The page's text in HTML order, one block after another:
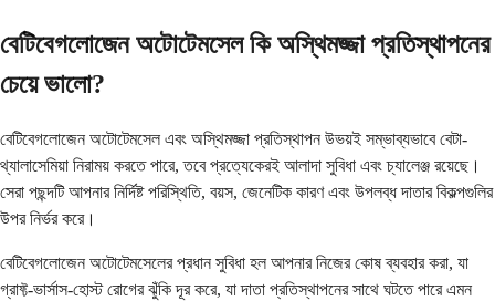
বেটিবেগলোজেন অটোটেমসেল কি অস্থিমজ্জা প্রতিস্থাপনের
চেয়ে ভালো?
বেটিবেগলোজেন অটোটেমসেল এবং অস্থিমজ্জা প্রতিস্থাপন উভয়ই সম্ভাব্যভাবে বেটা-
থ্যালাসেমিয়া নিরাময় করতে পারে, তবে প্রত্যেকেরই আলাদা সুবিধা এবং চ্যালেঞ্জ রয়েছে।
সেরা পছন্দটি আপনার নির্দিষ্ট পরিস্থিতি, বয়স, জেনেটিক কারণ এবং উপলব্ধ দাতার বিকল্পগুলির
উপর নির্ভর করে।
বেটিবেগলোজেন অটোটেমসেলের প্রধান সুবিধা হল আপনার নিজের কোষ ব্যবহার করা, যা
গ্রাফ্ট-ভার্সাস-হোস্ট রোগের ঝুঁকি দূর করে, যা দাতা প্রতিস্থাপনের সাথে ঘটতে পারে এমন